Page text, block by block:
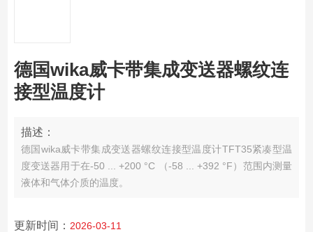
德国wika威卡带集成变送器螺纹连
接型温度计
描述：
德国wika威卡带集成变送器螺纹连接型温度计TFT35紧凑型温
度变送器用于在-50 ... +200 °C （-58 ... +392 °F）范围内测量
液体和气体介质的温度。
更新时间： 2026-03-11